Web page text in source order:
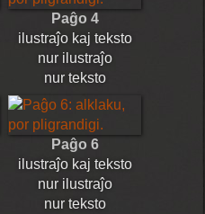
Paĝo 4
ilustraĵo kaj teksto
nur ilustraĵo
nur teksto
Paĝo 6
ilustraĵo kaj teksto
nur ilustraĵo
nur teksto